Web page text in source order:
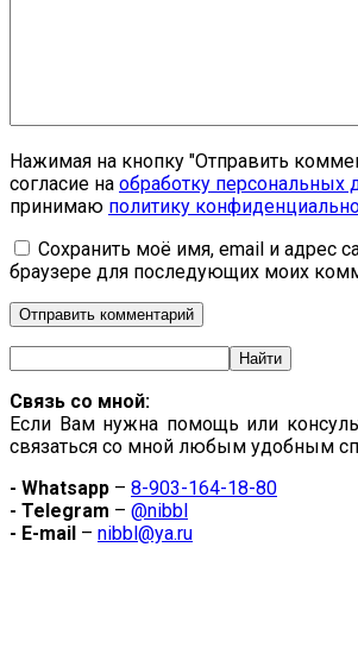
Нажимая на кнопку "Отправить
согласие на обработку персональных
принимаю политику
Сохранить моё имя, email и адрес
браузере для последующих моих
Связь со мной:
Если Вам нужна помощь или
связаться со мной любым удобным
- Whatsapp – 8-903-164-18-80
- Telegram – @nibbl
- E-mail – nibbl@ya.ru